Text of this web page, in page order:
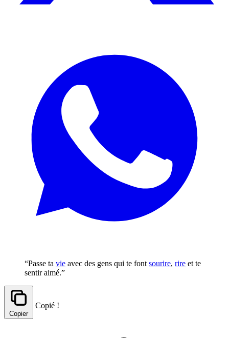
“Passe ta vie avec des gens qui te font sourire, rire et te
sentir aimé.”
Copier
Copié !